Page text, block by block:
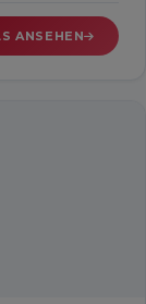
ANSEHEN